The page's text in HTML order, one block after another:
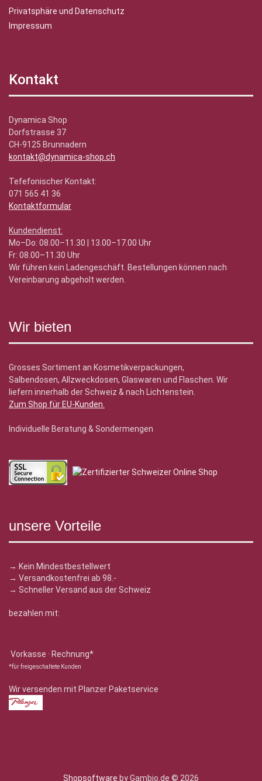
Privatsphäre und Datenschutz
Impressum
Kontakt
Dynamica Shop
Dorfstrasse 37
CH-9125 Brunnadern
kontakt@dynamica-shop.ch
Tefefonischer Kontakt:
071 565 41 36
Kontaktformular
Kundendienst:
Mo–Do: 08.00–11.30 | 13.00–17.00 Uhr
Fr: 08.00–11.30 Uhr
Wir führen kein Ladengeschäft. Bestellungen können nach
Vereinbarung abgeholt werden.
Wir bieten
Grosses Sortiment an Kosmetikverpackungen,
Salbendosen, Allzweckdosen, Glaswaren und Flaschen. Wir
liefern innerhalb der Schweiz & nach Lichtenstein.
Zum Shop für EU-Kunden.
Individuelle Beratung & Sondermengen
unsere Vorteile
→ Kein Mindestbestellwert
→ Versandkostenfrei ab 98.-
→ Schneller Versand aus der Schweiz
bezahlen mit:
Vorkasse · Rechnung*
*für freigeschaltete Kunden
Wir versenden mit Planzer Paketservice
Shopsoftware by Gambio.de © 2026